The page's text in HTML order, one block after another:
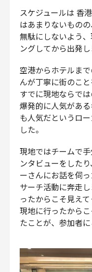
スケジュールは 香
はあまりないもの
無駄にしないよう
ングしてから出発し
空港からホテルま
んが丁寧に街のこ
すでに現地ならで
爆発的に人気があ
も人気だというロ
した。
現地ではチームで
ンタビューをした
ーさんにお話を伺
サーチ活動に奔走
ったからこそ見え
現地に行ったから
たことが、参加者